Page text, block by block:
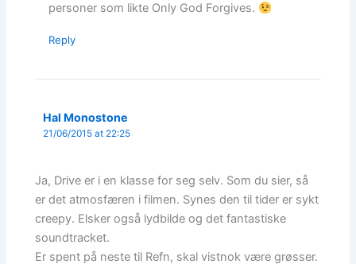
personer som likte Only God Forgives.
Reply
Hal Monostone
21/06/2015 at 22:25
Ja, Drive er i en klasse for seg selv. Som du sier, så
er det atmosfæren i filmen. Synes den til tider er sykt
creepy. Elsker også lydbilde og det fantastiske
soundtracket.
Er spent på neste til Refn, skal vistnok være grøsser.